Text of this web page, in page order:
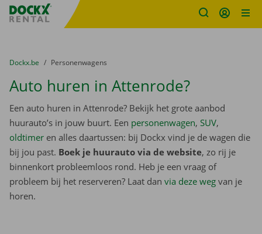
Fratello DEMO
U bevindt zich hier:
van
Dockx.be naar
Personenwagens
Auto huren in Attenrode?
Een auto huren in Attenrode? Bekijk het grote aanbod
huurauto’s in jouw buurt. Een personenwagen, SUV,
oldtimer en alles daartussen: bij Dockx vind je de wagen die
bij jou past. Boek je huurauto via de website, zo rij je
binnenkort probleemloos rond. Heb je een vraag of
probleem bij het reserveren? Laat dan via deze weg van je
horen.